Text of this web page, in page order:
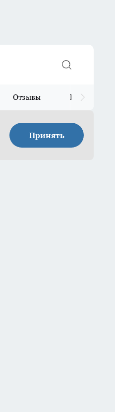
Отзывы Прайс для
Принять